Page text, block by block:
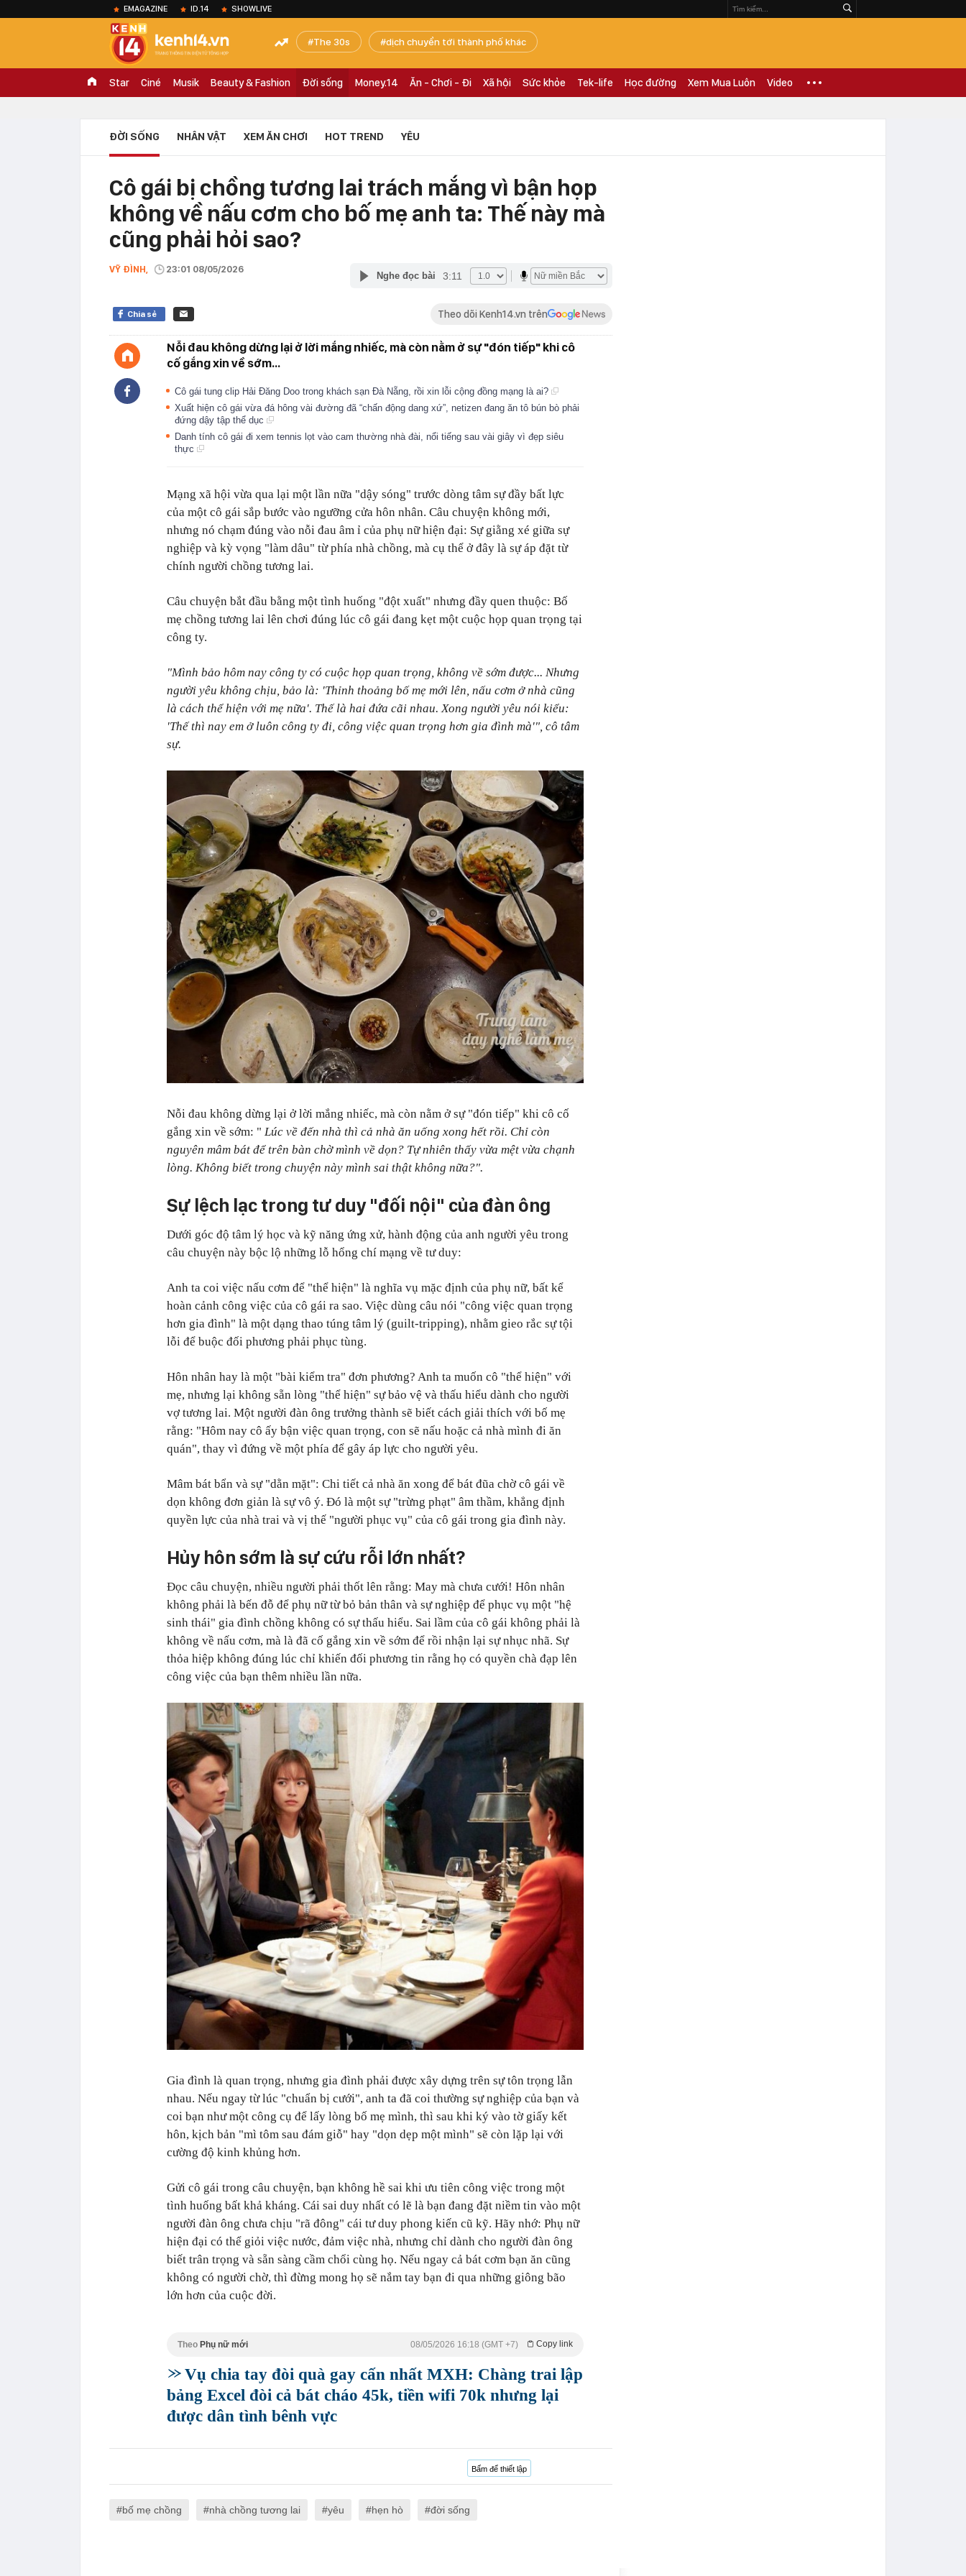
EMAGAZINE ID.14 SHOWLIVE
The 30s dịch chuyển tới thành phố khác
Star Ciné Musik Beauty & Fashion Đời sống Money.14 Ăn - Chơi - Đi Xã hội Sức khỏe Tek-life Học đường Xem Mua Luôn Video
ĐỜI SỐNG NHÂN VẬT XEM ĂN CHƠI HOT TREND YÊU
Cô gái bị chồng tương lai trách mắng vì bận họp
không về nấu cơm cho bố mẹ anh ta: Thế này mà
cũng phải hỏi sao?
VỸ ĐÌNH, 23:01 08/05/2026
Nghe đọc bài 3:11
Chia sẻ Theo dõi Kenh14.vn trên
Nỗi đau không dừng lại ở lời mắng nhiếc, mà còn nằm ở sự "đón tiếp" khi cô
cố gắng xin về sớm...
Cô gái tung clip Hải Đăng Doo trong khách sạn Đà Nẵng, rồi xin lỗi cộng đồng mạng là ai?
Xuất hiện cô gái vừa đá hông vài đường đã “chấn động dang xứ”, netizen đang ăn tô bún bò phải
đứng dậy tập thể dục
Danh tính cô gái đi xem tennis lọt vào cam thường nhà đài, nổi tiếng sau vài giây vì đẹp siêu
thực
Mạng xã hội vừa qua lại một lần nữa "dậy sóng" trước dòng tâm sự đầy bất lực
của một cô gái sắp bước vào ngưỡng cửa hôn nhân. Câu chuyện không mới,
nhưng nó chạm đúng vào nỗi đau âm ỉ của phụ nữ hiện đại: Sự giằng xé giữa sự
nghiệp và kỳ vọng "làm dâu" từ phía nhà chồng, mà cụ thể ở đây là sự áp đặt từ
chính người chồng tương lai.
Câu chuyện bắt đầu bằng một tình huống "đột xuất" nhưng đầy quen thuộc: Bố
mẹ chồng tương lai lên chơi đúng lúc cô gái đang kẹt một cuộc họp quan trọng tại
công ty.
"Mình bảo hôm nay công ty có cuộc họp quan trọng, không về sớm được... Nhưng
người yêu không chịu, bảo là: 'Thỉnh thoảng bố mẹ mới lên, nấu cơm ở nhà cũng
là cách thể hiện với mẹ nữa'. Thế là hai đứa cãi nhau. Xong người yêu nói kiểu:
'Thế thì nay em ở luôn công ty đi, công việc quan trọng hơn gia đình mà'", cô tâm
sự.
Nỗi đau không dừng lại ở lời mắng nhiếc, mà còn nằm ở sự "đón tiếp" khi cô cố
gắng xin về sớm: " Lúc về đến nhà thì cả nhà ăn uống xong hết rồi. Chỉ còn
nguyên mâm bát để trên bàn chờ mình về dọn? Tự nhiên thấy vừa mệt vừa chạnh
lòng. Không biết trong chuyện này mình sai thật không nữa?".
Sự lệch lạc trong tư duy "đối nội" của đàn ông
Dưới góc độ tâm lý học và kỹ năng ứng xử, hành động của anh người yêu trong
câu chuyện này bộc lộ những lỗ hổng chí mạng về tư duy:
Anh ta coi việc nấu cơm để "thể hiện" là nghĩa vụ mặc định của phụ nữ, bất kể
hoàn cảnh công việc của cô gái ra sao. Việc dùng câu nói "công việc quan trọng
hơn gia đình" là một dạng thao túng tâm lý (guilt-tripping), nhằm gieo rắc sự tội
lỗi để buộc đối phương phải phục tùng.
Hôn nhân hay là một "bài kiểm tra" đơn phương? Anh ta muốn cô "thể hiện" với
mẹ, nhưng lại không sẵn lòng "thể hiện" sự bảo vệ và thấu hiểu dành cho người
vợ tương lai. Một người đàn ông trưởng thành sẽ biết cách giải thích với bố mẹ
rằng: "Hôm nay cô ấy bận việc quan trọng, con sẽ nấu hoặc cả nhà mình đi ăn
quán", thay vì đứng về một phía để gây áp lực cho người yêu.
Mâm bát bẩn và sự "dằn mặt": Chi tiết cả nhà ăn xong để bát đũa chờ cô gái về
dọn không đơn giản là sự vô ý. Đó là một sự "trừng phạt" âm thầm, khẳng định
quyền lực của nhà trai và vị thế "người phục vụ" của cô gái trong gia đình này.
Hủy hôn sớm là sự cứu rỗi lớn nhất?
Đọc câu chuyện, nhiều người phải thốt lên rằng: May mà chưa cưới! Hôn nhân
không phải là bến đỗ để phụ nữ từ bỏ bản thân và sự nghiệp để phục vụ một "hệ
sinh thái" gia đình chồng không có sự thấu hiểu. Sai lầm của cô gái không phải là
không về nấu cơm, mà là đã cố gắng xin về sớm để rồi nhận lại sự nhục nhã. Sự
thỏa hiệp không đúng lúc chỉ khiến đối phương tin rằng họ có quyền chà đạp lên
công việc của bạn thêm nhiều lần nữa.
Gia đình là quan trọng, nhưng gia đình phải được xây dựng trên sự tôn trọng lẫn
nhau. Nếu ngay từ lúc "chuẩn bị cưới", anh ta đã coi thường sự nghiệp của bạn và
coi bạn như một công cụ để lấy lòng bố mẹ mình, thì sau khi ký vào tờ giấy kết
hôn, kịch bản "mì tôm sau đám giỗ" hay "dọn dẹp một mình" sẽ còn lặp lại với
cường độ kinh khủng hơn.
Gửi cô gái trong câu chuyện, bạn không hề sai khi ưu tiên công việc trong một
tình huống bất khả kháng. Cái sai duy nhất có lẽ là bạn đang đặt niềm tin vào một
người đàn ông chưa chịu "rã đông" cái tư duy phong kiến cũ kỹ. Hãy nhớ: Phụ nữ
hiện đại có thể giỏi việc nước, đảm việc nhà, nhưng chỉ dành cho người đàn ông
biết trân trọng và sẵn sàng cầm chổi cùng họ. Nếu ngay cả bát cơm bạn ăn cũng
không có người chờ, thì đừng mong họ sẽ nắm tay bạn đi qua những giông bão
lớn hơn của cuộc đời.
Theo Phụ nữ mới Copy link
08/05/2026 16:18 (GMT +7)
Vụ chia tay đòi quà gay cấn nhất MXH: Chàng trai lập
bảng Excel đòi cả bát cháo 45k, tiền wifi 70k nhưng lại
được dân tình bênh vực
Bấm để thiết lập
bố mẹ chồng nhà chồng tương lai yêu hẹn hò đời sống